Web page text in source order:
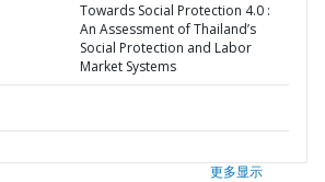
Towards Social Protection 4.0 :
An Assessment of Thailand’s
Social Protection and Labor
Market Systems
更多显示